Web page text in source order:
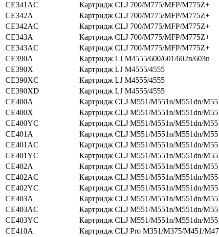
CE341AC
Картридж CLJ 700/M775/MFP/M775Z+
CE342A
Картридж CLJ 700/M775/MFP/M775Z+
CE342AC
Картридж CLJ 700/M775/MFP/M775Z+
CE343A
Картридж CLJ 700/M775/MFP/M775Z+
CE343AC
Картридж CLJ 700/M775/MFP/M775Z+
CE390A
Картридж LJ M4555/600/601/602n/603n
CE390X
Картридж LJ M4555/4555
CE390XC
Картридж LJ M4555/4555
CE390XD
Картридж LJ M4555/4555
CE400A
Картридж CLJ M551/M551n/M551dn/
CE400X
Картридж CLJ M551/M551n/M551dn/
CE400YC
Картридж CLJ M551/M551n/M551dn/
CE401A
Картридж CLJ M551/M551n/M551dn/
CE401AC
Картридж CLJ M551/M551n/M551dn/
CE401YC
Картридж CLJ M551/M551n/M551dn/
CE402A
Картридж CLJ M551/M551n/M551dn/
CE402AC
Картридж CLJ M551/M551n/M551dn/
CE402YC
Картридж CLJ M551/M551n/M551dn/
CE403A
Картридж CLJ M551/M551n/M551dn/
CE403AC
Картридж CLJ M551/M551n/M551dn/
CE403YC
Картридж CLJ M551/M551n/M551dn/
CE410A
Картридж CLJ Pro M351/M375/M451/